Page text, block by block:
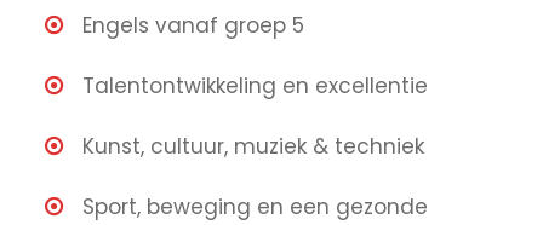
Engels vanaf groep 5
Talentontwikkeling en excellentie
Kunst, cultuur, muziek & techniek
Sport, beweging en een gezonde